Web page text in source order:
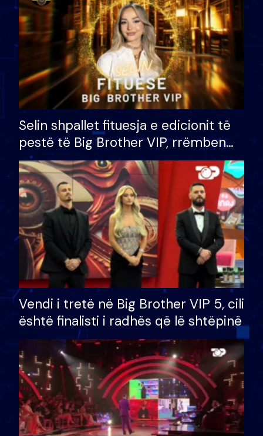
Selin shpallet fituesja e edicionit të
pestë të Big Brother VIP, rrëmben
çmimin e madh prej 100 mijë eurosh
Vendi i tretë në Big Brother VIP 5, cili
është finalisti i radhës që lë shtëpinë